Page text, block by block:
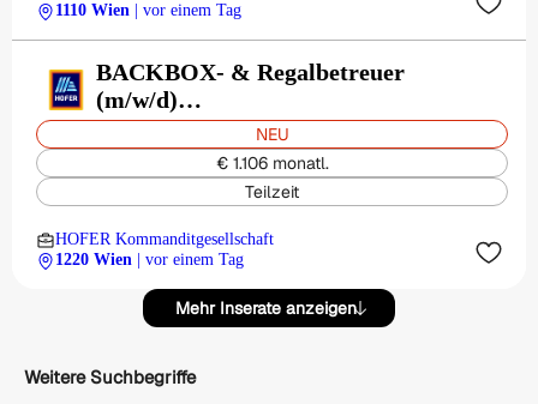
1110 Wien
| vor einem Tag
BACKBOX- & Regalbetreuer
(m/w/d)
Großenzersd.Str./Lohwagg. 2, 1220
Wien
NEU
€ 1.106 monatl.
Teilzeit
HOFER Kommanditgesellschaft
1220 Wien
| vor einem Tag
Mehr Inserate anzeigen
Weitere Suchbegriffe